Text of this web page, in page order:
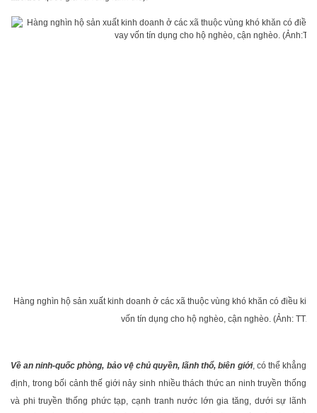
Hàng nghìn hộ sản xuất kinh doanh ở các xã thuộc vùng khó khăn có điều
vốn tín dụng cho hộ nghèo, cận nghèo. (Ảnh:
Về an ninh-quốc phòng, bảo vệ chủ quyền, lãnh thổ, biên giới, có thể khẳng
định, trong bối cảnh thế giới nảy sinh nhiều thách thức an ninh truyền thống
và phi truyền thống phức tạp, cạnh tranh nước lớn gia tăng, dưới sự lãnh